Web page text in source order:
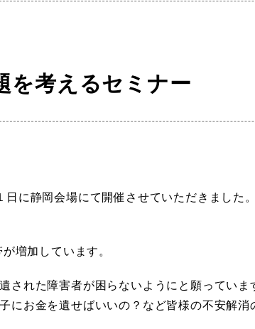
を考えるセミナー
に静岡会場にて開催させていただきました。
増加しています。
れた障害者が困らないようにと願っていま
お金を遺せばいいの？など皆様の不安解